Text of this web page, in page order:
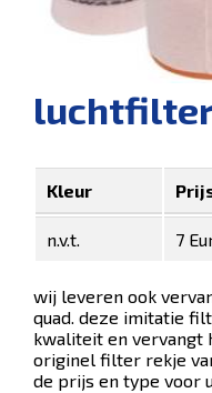
Kleur
n.v.t. 7
wij leveren ook
quad. deze imitatie
kwaliteit en vervangt
originel filter rekje
de prijs en type voor